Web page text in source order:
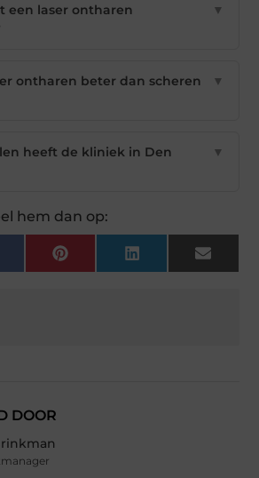
een laser ontharen
▼
ontharen beter dan scheren
▼
heeft de kliniek in Den
▼
hem dan op:
Pinterest LinkedIn Email
DOOR